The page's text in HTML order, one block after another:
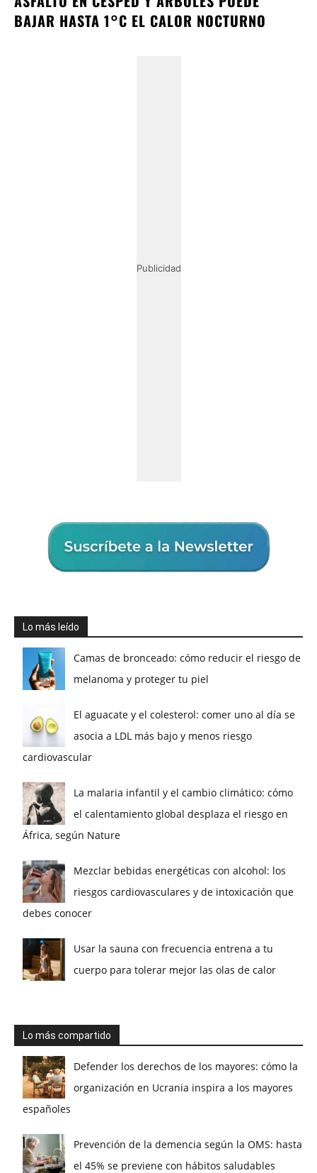
BAJAR HASTA 1°C EL CALOR NOCTURNO
Publicidad
Lo más leído
Camas de bronceado: cómo reducir el riesgo de
melanoma y proteger tu piel
El aguacate y el colesterol: comer uno al día se
asocia a LDL más bajo y menos riesgo
cardiovascular
La malaria infantil y el cambio climático: cómo
el calentamiento global desplaza el riesgo en
África, según Nature
Mezclar bebidas energéticas con alcohol: los
riesgos cardiovasculares y de intoxicación que
debes conocer
Usar la sauna con frecuencia entrena a tu
cuerpo para tolerar mejor las olas de calor
Lo más compartido
Defender los derechos de los mayores: cómo la
organización en Ucrania inspira a los mayores
españoles
Prevención de la demencia según la OMS: hasta
el 45% se previene con hábitos saludables